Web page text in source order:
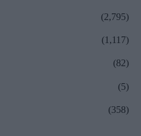
(2,795)
(1,117)
(82)
(5)
(358)